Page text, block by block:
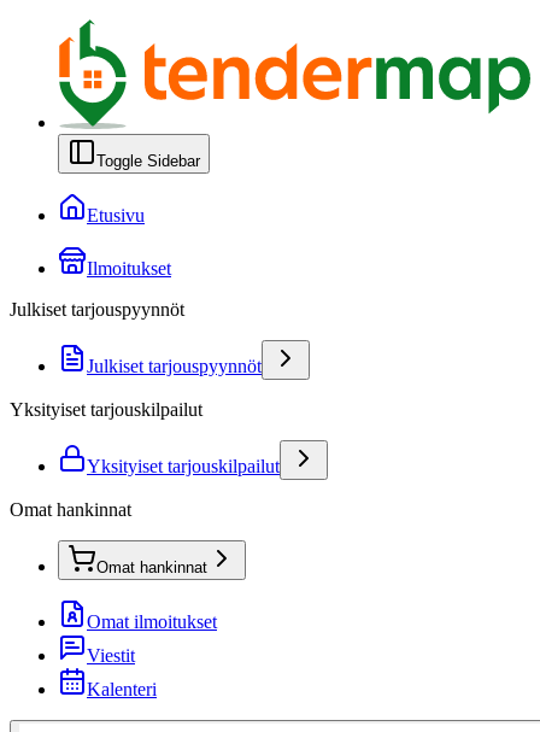
Toggle Sidebar
Etusivu
Ilmoitukset
Julkiset tarjouspyynnöt
Julkiset tarjouspyynnöt
Yksityiset tarjouskilpailut
Yksityiset tarjouskilpailut
Omat hankinnat
Omat hankinnat
Omat ilmoitukset
Viestit
Kalenteri